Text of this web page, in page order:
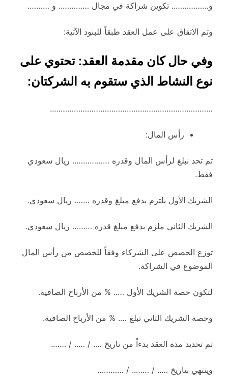
و…………….. تكوين شراكة في مجال ………….. و ……….
وتم الاتفاق على عمل العقد طبقاً للبنود الآتية:
وفي حال كان مقدمة العقد: تحتوي على
نوع النشاط الذي ستقوم به الشركتان:
………………………………………………………………..
رأس المال:
تم تحد نبلغ لرأس المال وقدره …………….. ريال سعودي
فقط.
الشريك الأول يلتزم بدفع مبلغ وقدره ……. ريال سعودي.
الشريك الثاني ملزم بدفع مبلغ قدره ……… ريال سعودي.
توزع الحصص على الشركاء وفقاً للحصص من رأس المال
الموضوع في الشراكة.
لتكون حصة الشريك الأول ….. % من الأرباح الصافية.
وحصة الشريك الثاني تبلغ …. % من الأرباح الصافية.
تم تحديد مدة العقد بدءاً من تاريخ …. / ….. / …….
وينتهي بتاريخ ….. / …….. / …………